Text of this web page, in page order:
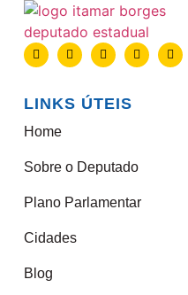
LINKS ÚTEIS
Home
Sobre o Deputado
Plano Parlamentar
Cidades
Blog